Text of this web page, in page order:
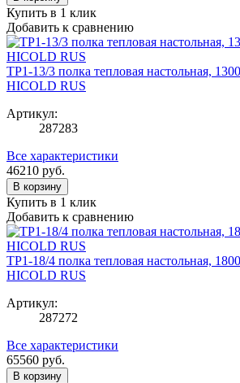
Купить в 1 клик
Добавить к сравнению
TP1-13/3 полка тепловая настольная,
HICOLD RUS
Артикул:
287283
Все характеристики
46210 руб.
В корзину
Купить в 1 клик
Добавить к сравнению
TP1-18/4 полка тепловая настольная,
HICOLD RUS
Артикул:
287272
Все характеристики
65560 руб.
В корзину